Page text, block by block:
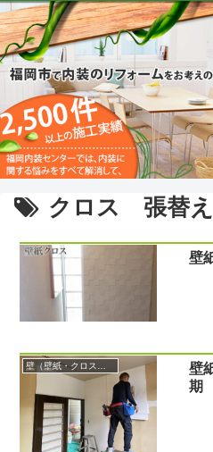
クロス 張替え
壁
壁
期